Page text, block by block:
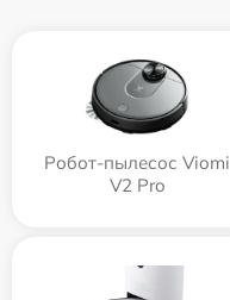
Робот-пылесос Viomi
V2 Pro